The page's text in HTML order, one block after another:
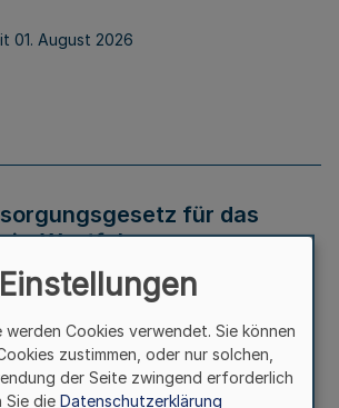
01. August 2026
für das
Westfalen
-
01. Juli 2016
Cookies verwendet. Sie können
zustimmen, oder nur solchen,
der Seite zwingend erforderlich
Sie die Datenschutzerklärung